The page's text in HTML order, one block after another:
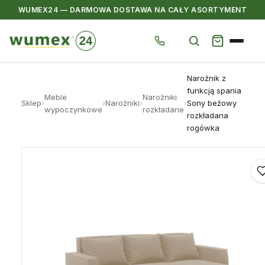
WUMEX24 — DARMOWA DOSTAWA NA CAŁY ASORTYMENT
Sklep›
Meble
wypoczynkowe
›Narożniki›
Narożniki
rozkładane
›
Narożnik z
funkcją spania
Sony beżowy
rozkładana
rogówka